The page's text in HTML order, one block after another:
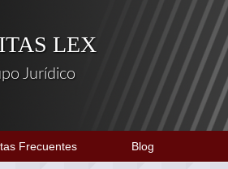
LEX
Jurídico
Frecuentes Blog